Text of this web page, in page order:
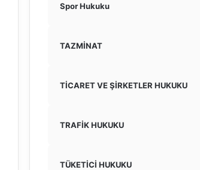
Spor Hukuku
TAZMİNAT
TİCARET VE ŞİRKETLER HUKUKU
TRAFİK HUKUKU
TÜKETİCİ HUKUKU